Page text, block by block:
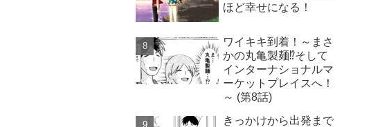
ほど幸せになる！
ワイキキ到着！～まさ
かの丸亀製麺⁉そして
インターナショナルマ
ーケットプレイスへ！
～ (第8話)
きっかけから出発まで